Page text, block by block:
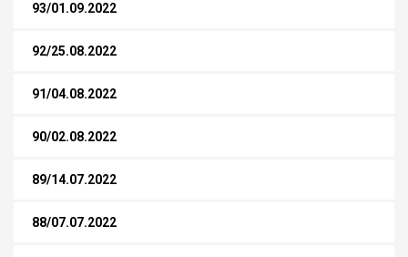
93/01.09.2022
92/25.08.2022
91/04.08.2022
90/02.08.2022
89/14.07.2022
88/07.07.2022